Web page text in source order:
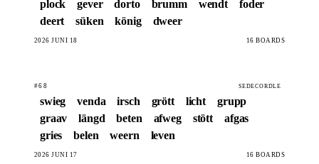
plock
gever dorto brumm wendt
foder
deert
süken könig dweer
2026 JUNI 18 16 BOARDS
#68 SEDECORDLE
swieg venda irsch grött licht
grupp
graav
längd beten afweg stött
afgas
gries
belen weern leven
2026 JUNI 17 16 BOARDS